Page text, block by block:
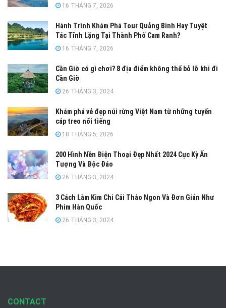
16 THÁNG 7, 2026
Hành Trình Khám Phá Tour Quảng Bình Hay Tuyệt
Tác Tĩnh Lặng Tại Thành Phố Cam Ranh?
16 THÁNG 7, 2026
Cần Giờ có gì chơi? 8 địa điểm không thể bỏ lỡ khi đi
Cần Giờ
26 THÁNG 3, 2024
Khám phá vẻ đẹp núi rừng Việt Nam từ những tuyến
cáp treo nổi tiếng
18 THÁNG 5, 2026
200 Hình Nền Điện Thoại Đẹp Nhất 2024 Cực Kỳ Ấn
Tượng Và Độc Đáo
26 THÁNG 3, 2024
3 Cách Làm Kim Chi Cải Thảo Ngon Và Đơn Giản Như
Phim Hàn Quốc
26 THÁNG 3, 2024
CONTACT